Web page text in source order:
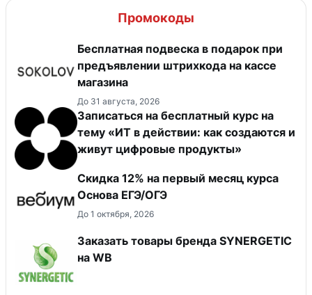
Промокоды
Бесплатная подвеска в подарок при
предъявлении штрихкода на кассе
магазина
До 31 августа, 2026
Записаться на бесплатный курс на
тему «ИТ в действии: как создаются и
живут цифровые продукты»
Скидка 12% на первый месяц курса
Основа ЕГЭ/ОГЭ
До 1 октября, 2026
Заказать товары бренда SYNERGETIC
на WB